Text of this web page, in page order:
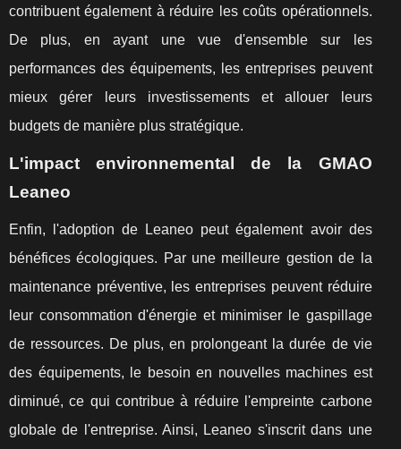
contribuent également à réduire les coûts opérationnels.
De plus, en ayant une vue d'ensemble sur les
performances des équipements, les entreprises peuvent
mieux gérer leurs investissements et allouer leurs
budgets de manière plus stratégique.
L'impact environnemental de la GMAO
Leaneo
Enfin, l'adoption de Leaneo peut également avoir des
bénéfices écologiques. Par une meilleure gestion de la
maintenance préventive, les entreprises peuvent réduire
leur consommation d'énergie et minimiser le gaspillage
de ressources. De plus, en prolongeant la durée de vie
des équipements, le besoin en nouvelles machines est
diminué, ce qui contribue à réduire l'empreinte carbone
globale de l'entreprise. Ainsi, Leaneo s'inscrit dans une